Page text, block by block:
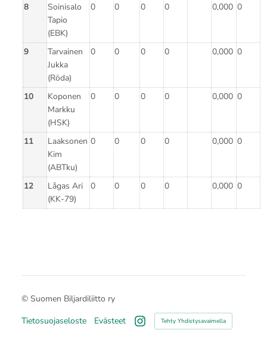
8
Soinisalo
Tapio
(EBK)
0 0 0 0 0,000 0
9
Tarvainen
Jukka
(Röda)
0 0 0 0 0,000 0
10
Koponen
Markku
(HSK)
0 0 0 0 0,000 0
11
Laaksonen
Kim
(ABTku)
0 0 0 0 0,000 0
12
Lågas Ari
(KK-79)
0 0 0 0 0,000 0
© Suomen Biljardiliitto ry
Tietosuojaseloste
Evästeet
Instagram
Tehty Yhdistysavaimella